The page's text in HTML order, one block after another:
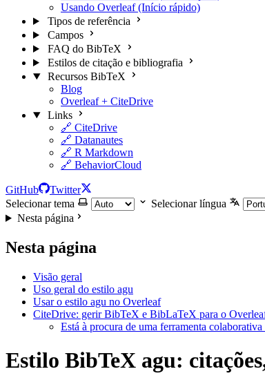
Usando Overleaf (Início rápido)
Tipos de referência
Campos
FAQ do BibTeX
Estilos de citação e bibliografia
Recursos BibTeX
Blog
Overleaf + CiteDrive
Links
🔗 CiteDrive
🔗 Datanautes
🔗 R Markdown
🔗 BehaviorCloud
GitHub
Twitter
Selecionar tema
Selecionar língua
Nesta página
Nesta página
Visão geral
Uso geral do estilo agu
Usar o estilo agu no Overleaf
CiteDrive: gerir BibTeX e BibLaTeX para o
Está à procura de uma ferramenta
Estilo BibTeX agu: